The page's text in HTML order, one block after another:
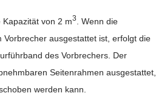
von 2 m3. Wenn die
Vorbrecher ausgestattet ist, erfolgt die
des Vorbrechers. Der
Seitenrahmen ausgestattet,
werden kann.